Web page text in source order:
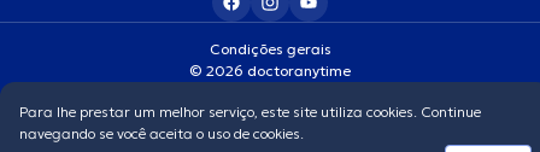
Condições gerais
© 2026 doctoranytime
Para lhe prestar um melhor serviço, este site utiliza cookies. Continue
navegando se você aceita o uso de cookies.